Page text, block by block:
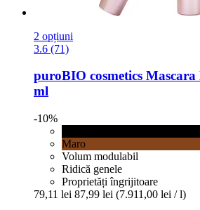
2 opțiuni
3.6 (71)
puroBIO cosmetics Mascara
ml
-10%
Maro
Volum modulabil
Ridică genele
Proprietăți îngrijitoare
79,11 lei 87,99 lei (7.911,00 lei / l)